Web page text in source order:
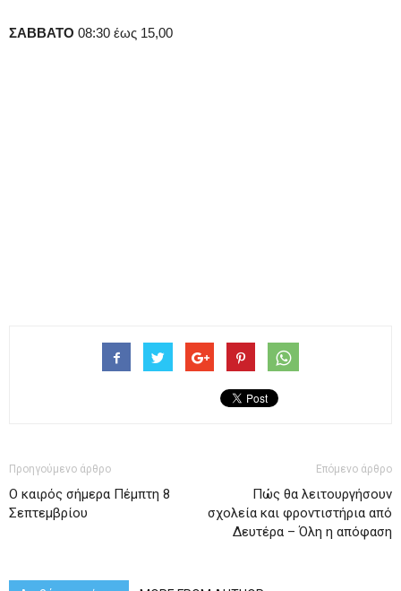
ΣΑΒΒΑΤΟ 08:30 έως 15,00
Προηγούμενο άρθρο
Ο καιρός σήμερα Πέμπτη 8
Σεπτεμβρίου
Επόμενο άρθρο
Πώς θα λειτουργήσουν
σχολεία και φροντιστήρια από
Δευτέρα – Όλη η απόφαση